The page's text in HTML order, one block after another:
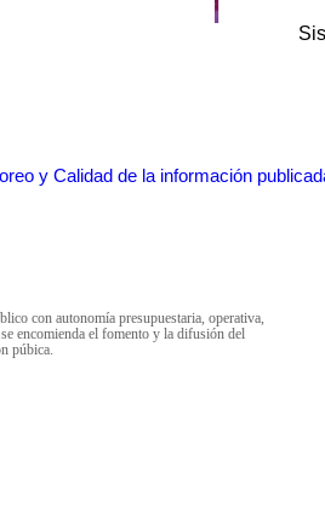
y Calidad de la información
con autonomía presupuestaria, operativa,
encomienda el fomento y la difusión del
púbica.